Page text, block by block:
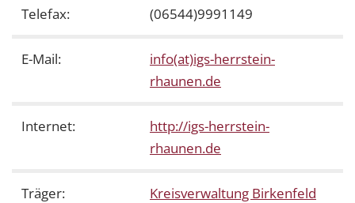
Telefax: (06544)9991149
E-Mail:
info(at)igs-herrstein-
rhaunen.de
Internet:
http://igs-herrstein-
rhaunen.de
Träger: Kreisverwaltung Birkenfeld